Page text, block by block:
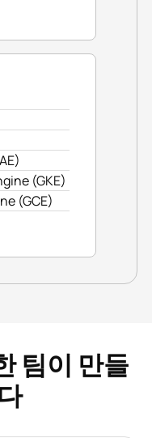
(GKE)
(GCE)
팀이 만들